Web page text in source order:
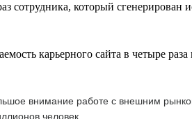
который сгенерирован
карьерного сайта в четыре раза
внимание работе с внешним
человек